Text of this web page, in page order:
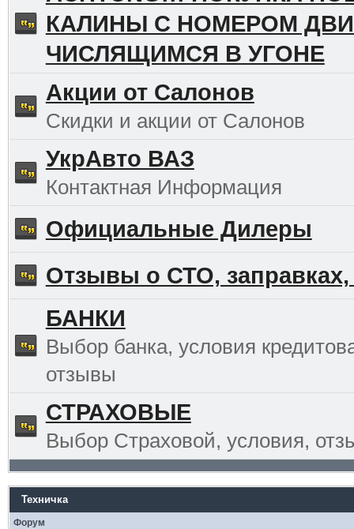
КАЛИНЫ С НОМЕРОМ
ЧИСЛЯЩИМСЯ В УГОНЕ
Акции от Салонов
Скидки и акции от Салонов
УкрАвто ВАЗ
Контактная Информация
Официальные Дилеры
Отзывы о СТО, заправках,
БАНКИ
Выбор банка, условия
отзывы
СТРАХОВЫЕ
Выбор Страховой, условия,
Техничка
Форум